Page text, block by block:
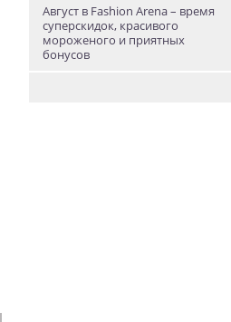
Август в Fashion Arena – время
суперскидок, красивого
мороженого и приятных
бонусов